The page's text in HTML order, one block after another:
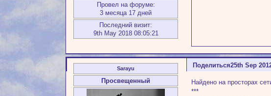
Провел на форуме:
3 месяца 17 дней
Последний визит:
9th May 2018 08:05:21
Поделиться25th Sep
Sarayu
Просвещенный
Найдено на просторах
***